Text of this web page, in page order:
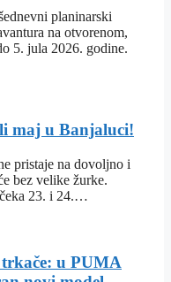
planinarski
na otvorenom,
5. jula 2026. godine.
maj u Banjaluci!
pristaje na dovoljno i
bez velike žurke.
23. i 24.…
u PUMA